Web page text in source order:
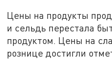
Цены на продукты
и сельдь перестала
продуктом. Цены на
рознице достигли